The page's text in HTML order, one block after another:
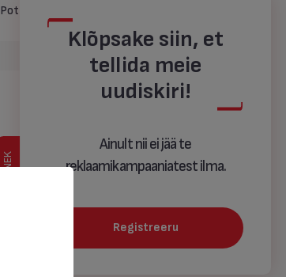
Pott Tefal Unlimited 26 cm
Klõpsake siin, et
tellida meie
uudiskiri!
Ainult nii ei jää te
reklaamikampaaniatest ilma.
Registreeru
KOKKUPANEK